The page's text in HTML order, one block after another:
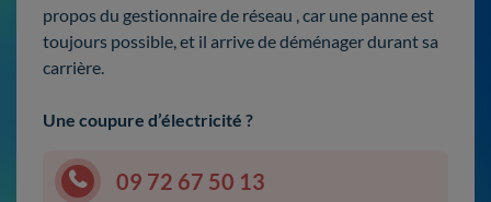
propos du gestionnaire de réseau , car une panne est
toujours possible, et il arrive de déménager durant sa
carrière.
Une coupure d’électricité ?
09 72 67 50 13